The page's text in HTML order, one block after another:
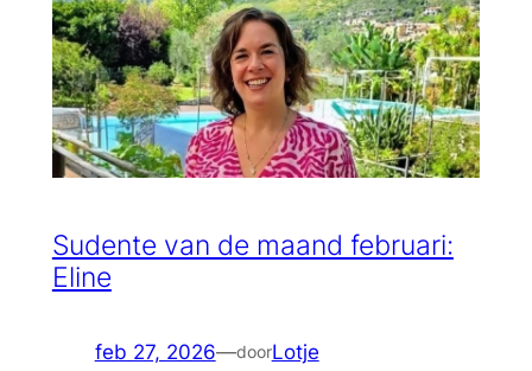
Sudente van de maand februari:
Eline
feb 27, 2026—doorLotje